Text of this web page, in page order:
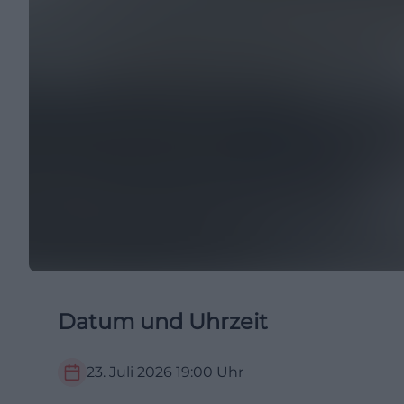
Datum und Uhrzeit
23. Juli 2026 19:00 Uhr